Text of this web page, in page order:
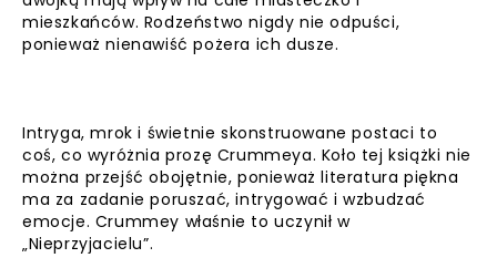
mieszkańców. Rodzeństwo nigdy nie odpuści,
ponieważ nienawiść pożera ich dusze.
Intryga, mrok i świetnie skonstruowane postaci to
coś, co wyróżnia prozę Crummeya. Koło tej książki nie
można przejść obojętnie, ponieważ literatura piękna
ma za zadanie poruszać, intrygować i wzbudzać
emocje. Crummey właśnie to uczynił w
„Nieprzyjacielu”.